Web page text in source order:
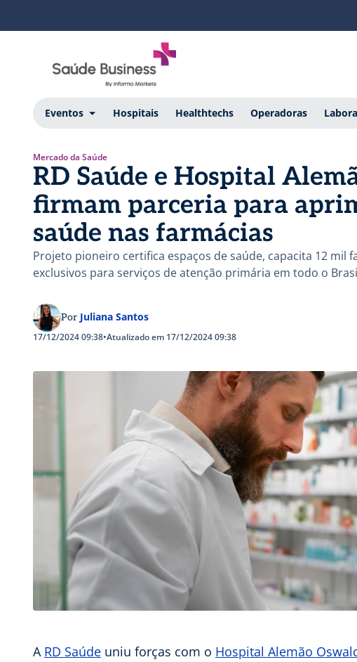
Eventos Hospitais Healthtechs Operadoras
Mercado da Saúde
RD Saúde e Hospital
firmam parceria para
saúde nas farmácias
Projeto pioneiro certifica espaços de saúde, capacita 12 mil
exclusivos para serviços de atenção primária em todo o
Por Juliana Santos
17/12/2024 09:38•Atualizado em 17/12/2024 09:38
A RD Saúde uniu forças com o Hospital Alemão